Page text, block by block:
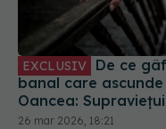
EXCLUSIV
banal care
Oancea:
26 mar 2026, 18:21